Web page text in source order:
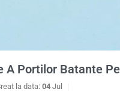
A Portilor Batante
la data: 04 Jul